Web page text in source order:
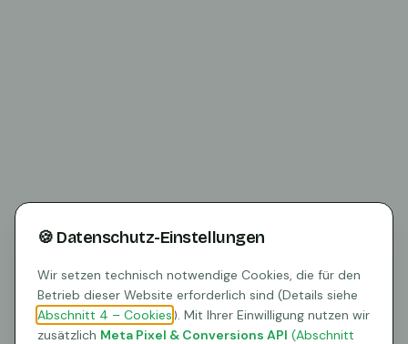
🍪 Datenschutz-Einstellungen
Wir setzen technisch notwendige Cookies, die für den
Betrieb dieser Website erforderlich sind (Details siehe
Abschnitt 4 – Cookies ). Mit Ihrer Einwilligung nutzen wir
zusätzlich Meta Pixel & Conversions API (Abschnitt